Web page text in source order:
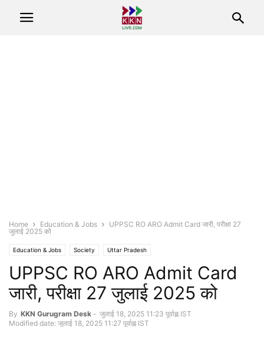
Home Education & Jobs
UPPSC RO ARO Admit Card जारी, परीक्षा 27
जुलाई 2025 को
Education & Jobs Society Uttar Pradesh
UPPSC RO ARO Admit Card
जारी, परीक्षा 27 जुलाई 2025 को
By KKN Gurugram Desk - जुलाई 18, 2025 11:23 पूर्वाह्न IST
Modified date: जुलाई 18, 2025 11:27 पूर्वाह्न IST